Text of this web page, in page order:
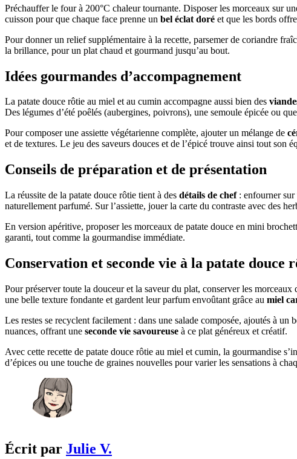
Préchauffer le four à 200°C chaleur tournante. Disposer les morceaux sur
cuisson pour que chaque face prenne un bel éclat doré et que les bords
Pour donner un relief supplémentaire à la recette, parsemer de coriandre
la brillance, pour un plat chaud et gourmand jusqu’au bout.
Idées gourmandes d’accompagnement
La patate douce rôtie au miel et au cumin accompagne aussi bien des
Des légumes d’été poêlés (aubergines, poivrons), une semoule épicée ou
Pour composer une assiette végétarienne complète, ajouter un mélange de
et de textures. Le jeu des saveurs douces et de l’épicé trouve ainsi tout son
Conseils de préparation et de présentation
La réussite de la patate douce rôtie tient à des détails de chef: enfourner sur
naturellement parfumé. Sur l’assiette, jouer la carte du contraste avec des
En version apéritive, proposer les morceaux de patate douce en mini
garanti, tout comme la gourmandise immédiate.
Conservation et seconde vie à la patate douce
Pour préserver toute la douceur et la saveur du plat, conserver les
une belle texture fondante et gardent leur parfum envoûtant grâce au miel
Les restes se recyclent facilement : dans une salade composée, ajoutés à
nuances, offrant une seconde vie savoureuse à ce plat généreux et créatif.
Avec cette recette de patate douce rôtie au miel et cumin, la gourmandise
d’épices ou une touche de graines nouvelles pour varier les sensations à
Écrit par Julie V.